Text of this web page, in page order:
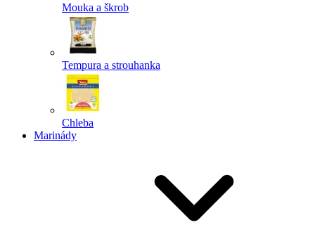
Mouka a škrob
Tempura a strouhanka
Chleba
Marinády